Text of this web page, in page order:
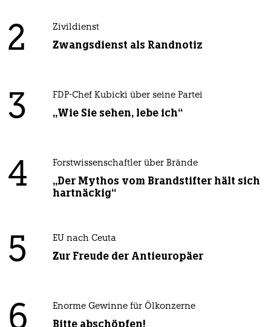
2 Zivildienst
Zwangsdienst als Randnotiz
3 FDP-Chef Kubicki über seine Partei
„Wie Sie sehen, lebe ich“
4 Forstwissenschaftler über Brände
„Der Mythos vom Brandstifter hält sich
hartnäckig“
5 EU nach Ceuta
Zur Freude der Antieuropäer
6 Enorme Gewinne für Ölkonzerne
Bitte abschöpfen!